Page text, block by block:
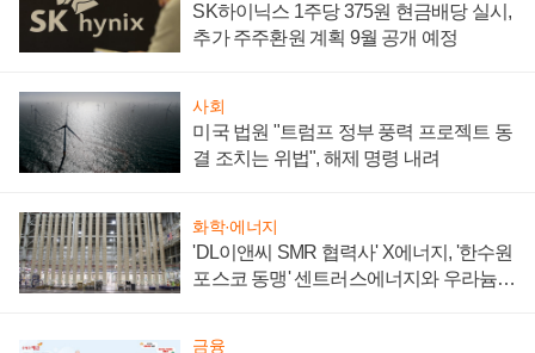
SK하이닉스 1주당 375원 현금배당 실시,
추가 주주환원 계획 9월 공개 예정
사회
미국 법원 "트럼프 정부 풍력 프로젝트 동
결 조치는 위법", 해제 명령 내려
화학·에너지
'DL이앤씨 SMR 협력사' X에너지, '한수원
포스코 동맹' 센트러스에너지와 우라늄
금융